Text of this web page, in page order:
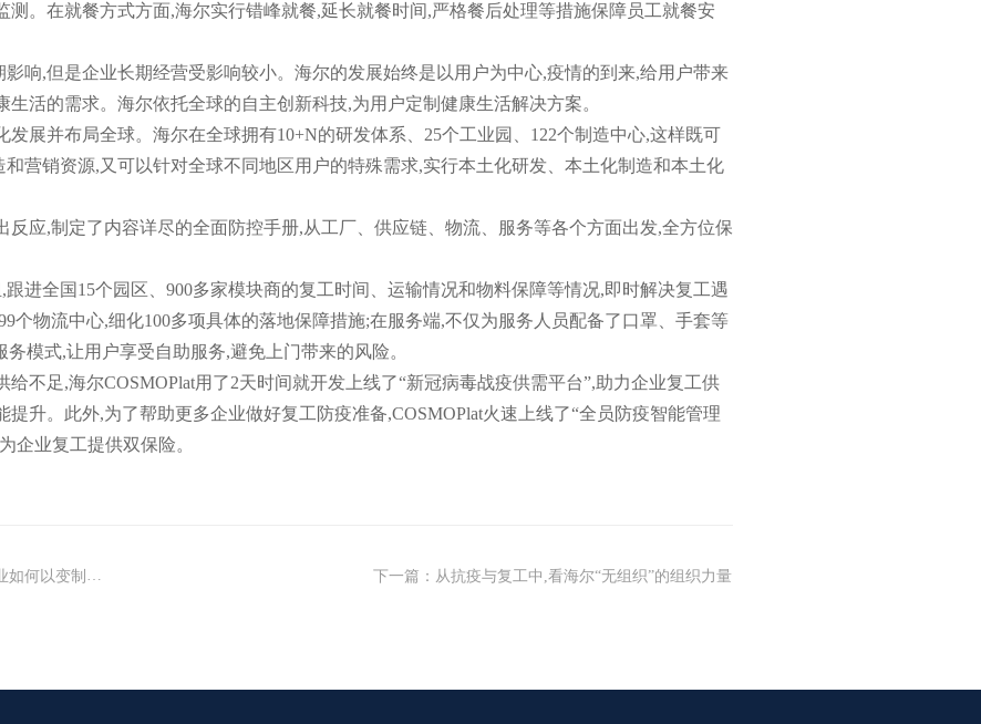
测。在就餐方式方面,海尔实行错峰就餐,延长就餐时间,严格餐后处理等措施保障员工就餐安
响,但是企业长期经营受影响较小。海尔的发展始终是以用户为中心,疫情的到来,给用户带来
活的需求。海尔依托全球的自主创新科技,为用户定制健康生活解决方案。
发展并布局全球。海尔在全球拥有10+N的研发体系、25个工业园、122个制造中心,这样既可
营销资源,又可以针对全球不同地区用户的特殊需求,实行本土化研发、本土化制造和本土化
反应,制定了内容详尽的全面防控手册,从工厂、供应链、物流、服务等各个方面出发,全方位保
进全国15个园区、900多家模块商的复工时间、运输情况和物料保障等情况,即时解决复工遇
个物流中心,细化100多项具体的落地保障措施;在服务端,不仅为服务人员配备了口罩、手套等
模式,让用户享受自助服务,避免上门带来的风险。
给不足,海尔COSMOPlat用了2天时间就开发上线了“新冠病毒战疫供需平台”,助力企业复工供
升。此外,为了帮助更多企业做好复工防疫准备,COSMOPlat火速上线了“全员防疫智能管理
企业复工提供双保险。
制变,变中求胜 下一篇 ： 从抗疫与复工中,看海尔“无组织”的组织力量